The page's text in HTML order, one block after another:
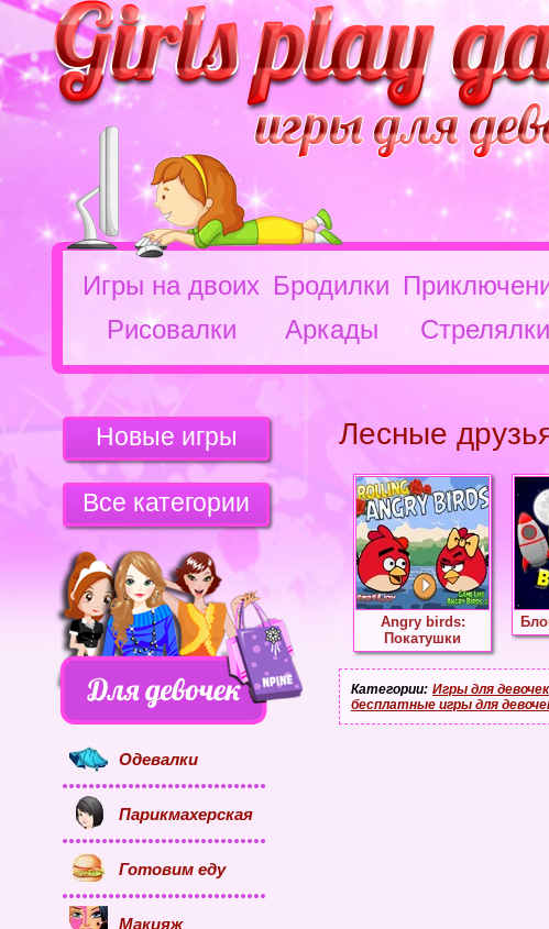
Игры на двоих Бродилки
Рисовалки
Аркады Стрелялки
Лесные
Angry birds:
Покатушки
Категории: Игры для девочек
бесплатные игры для
Новые игры
Все категории
Одевалки
Парикмахерская
Готовим еду
Макияж